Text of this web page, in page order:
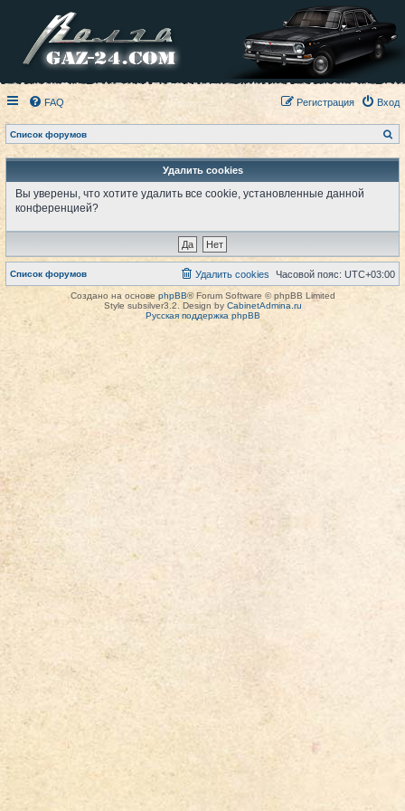
FAQ Вход
Регистрация
Список форумов
о
с
Удалить cookies
Вы уверены, что хотите удалить все cookie, установленные данной
конференцией?
Список форумов Часовой пояс: UTC+03:00
Удалить cookies
Создано на основе phpBB® Forum Software © phpBB Limited
Style subsilver3.2. Design by CabinetAdmina.ru
Русская поддержка phpBB